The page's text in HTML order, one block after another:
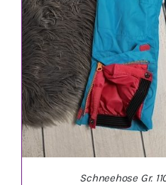
Schneehose Gr.